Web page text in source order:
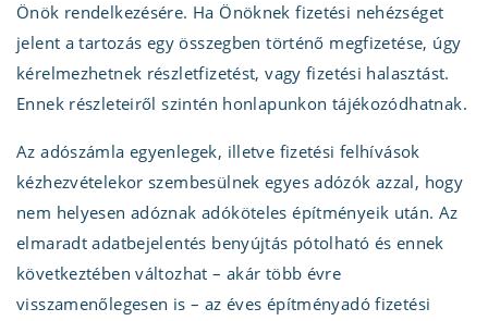
Önök rendelkezésére. Ha Önöknek fizetési nehézséget
jelent a tartozás egy összegben történő megfizetése, úgy
kérelmezhetnek részletfizetést, vagy fizetési halasztást.
Ennek részleteiről szintén honlapunkon tájékozódhatnak.
Az adószámla egyenlegek, illetve fizetési felhívások
kézhezvételekor szembesülnek egyes adózók azzal, hogy
nem helyesen adóznak adóköteles építményeik után. Az
elmaradt adatbejelentés benyújtás pótolható és ennek
következtében változhat – akár több évre
visszamenőlegesen is – az éves építményadó fizetési